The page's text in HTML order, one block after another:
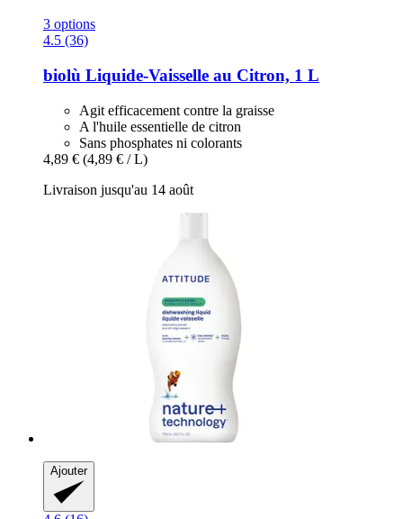
3 options
4.5 (36)
biolù Liquide-​Vaisselle au Citron, 1 L
Agit efficacement contre la graisse
A l'huile essentielle de citron
Sans phosphates ni colorants
4,89 € (4,89 € / L)
Livraison jusqu'au 14 août
Ajouter